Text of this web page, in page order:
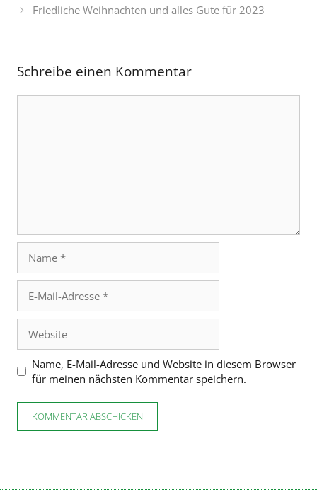
Friedliche Weihnachten und alles Gute für 2023
Schreibe einen Kommentar
Mail-
Adresse
Name, E-Mail-Adresse und Website in diesem Browser
für meinen nächsten Kommentar speichern.